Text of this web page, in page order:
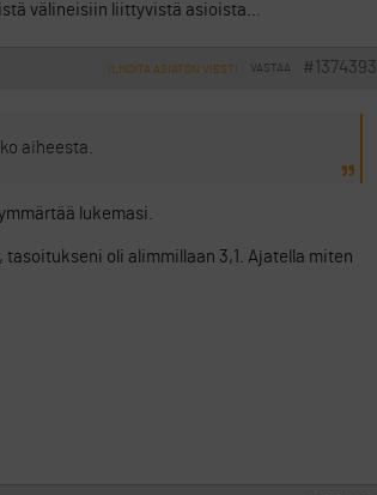
välineisiin liittyvistä asioista…
#1374393
VASTAA
ILMOITA ASIATON VIESTI
aiheesta.
lukemasi.
oli alimmillaan 3,1. Ajatella miten